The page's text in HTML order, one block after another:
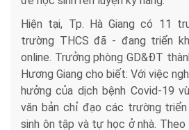
Hiện tại, Tp. Hà Giang có 11
trường THCS đã - đang triển
online. Trưởng phòng GD&ĐT
Hương Giang cho biết: Với việc
hưởng của dịch bệnh Covid-19
văn bản chỉ đạo các trường triển
sinh ôn tập và tự học ở nhà.